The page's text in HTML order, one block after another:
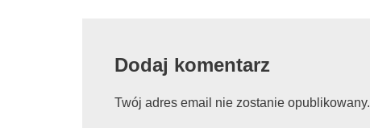
Dodaj komentarz
Twój adres email nie zostanie opublikowany.